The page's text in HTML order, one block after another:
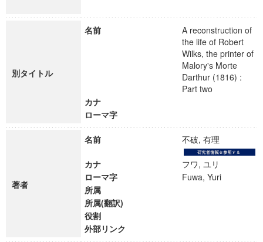
別タイトル
名前
A reconstruction of
the life of Robert
Wilks, the printer of
Malory's Morte
Darthur (1816) :
Part two
カナ
ローマ字
著者
名前 不破, 有理
カナ
フワ, ユリ
ローマ字
Fuwa, Yuri
所属
所属(翻訳)
役割
外部リンク